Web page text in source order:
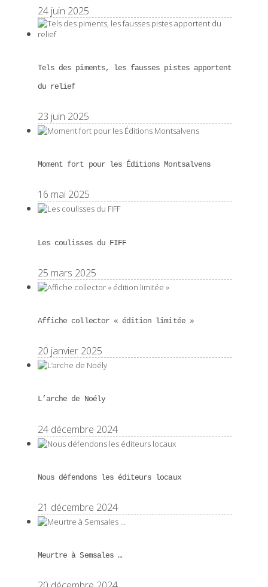
24 juin 2025
Tels des piments, les fausses pistes apportent
du relief
23 juin 2025
Moment fort pour les Éditions Montsalvens
16 mai 2025
Les coulisses du FIFF
25 mars 2025
Affiche collector « édition limitée »
20 janvier 2025
L’arche de Noély
24 décembre 2024
Nous défendons les éditeurs locaux
21 décembre 2024
Meurtre à Semsales …